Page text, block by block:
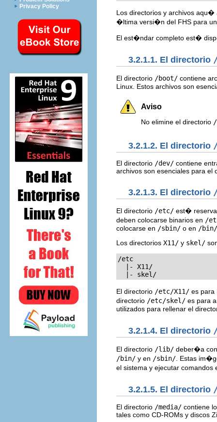
Privacy Policy
Los directorios y archivos
�ltima versi�n del FHS para
El est�ndar completo est�
3.2.1.1. El directorio
El directorio /boot/ contiene
Linux. Estos archivos son
Aviso
No elimine el directorio
3.2.1.2. El directorio
El directorio /dev/ contiene
archivos son esenciales para el
3.2.1.3. El directorio
El directorio /etc/ est�
deben colocarse binarios en /
colocarse en /sbin/ o en /bin/
Los directorios X11/ y skel/
/etc
  |- X11/
  |- skel/
El directorio /etc/X11/ es para
directorio /etc/skel/ es para
utilizados para rellenar el
3.2.1.4. El directorio
El directorio /lib/ deber�a
/bin/ y en /sbin/ . Estas
el sistema y ejecutar
3.2.1.5. El directorio
El directorio /media/ contiene
tales como CD-ROMs y discos